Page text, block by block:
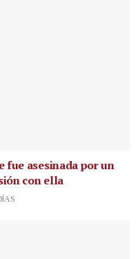
fue asesinada por un
con ella